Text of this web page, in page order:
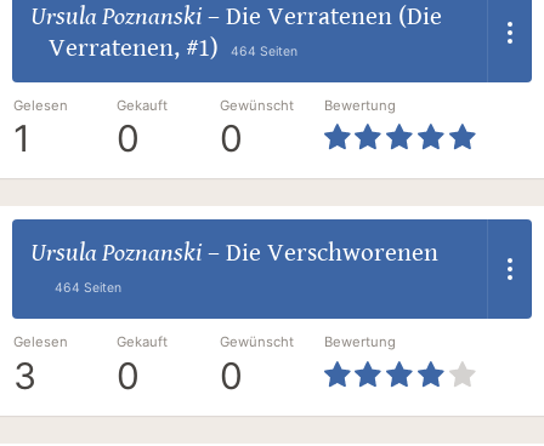
Ursula Poznanski– Die Verratenen (Die
Verratenen, #1)
464 Seiten
Gelesen
1
Gekauft
0
Gewünscht
0
Bewertung
Ursula Poznanski– Die Verschworenen
464 Seiten
Gelesen
3
Gekauft
0
Gewünscht
0
Bewertung